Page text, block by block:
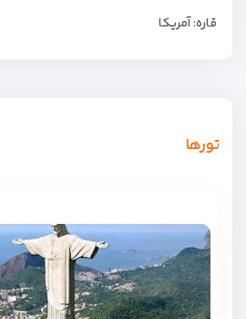
قاره: آمریکا
تورها